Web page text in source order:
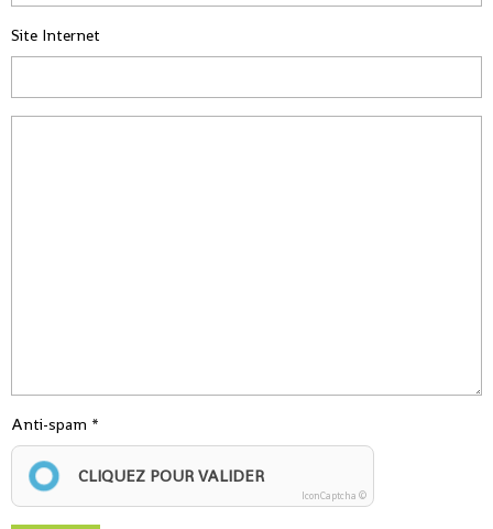
Site Internet
Anti-spam
CLIQUEZ POUR VALIDER
IconCaptcha ©